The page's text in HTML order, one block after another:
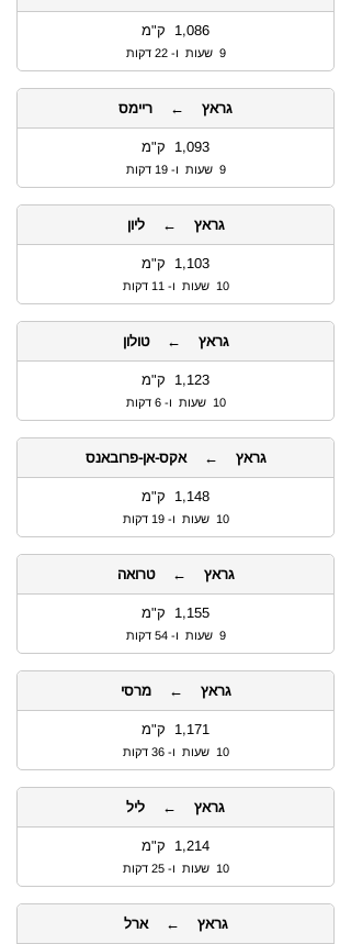
1,086 ק"מ
9 שעות ו- 22 דקות
גראץ ← ריימס
1,093 ק"מ
9 שעות ו- 19 דקות
גראץ ← ליון
1,103 ק"מ
10 שעות ו- 11 דקות
גראץ ← טולון
1,123 ק"מ
10 שעות ו- 6 דקות
גראץ ← אקס-אן-פרובאנס
1,148 ק"מ
10 שעות ו- 19 דקות
גראץ ← טרואה
1,155 ק"מ
9 שעות ו- 54 דקות
גראץ ← מרסי
1,171 ק"מ
10 שעות ו- 36 דקות
גראץ ← ליל
1,214 ק"מ
10 שעות ו- 25 דקות
גראץ ← ארל